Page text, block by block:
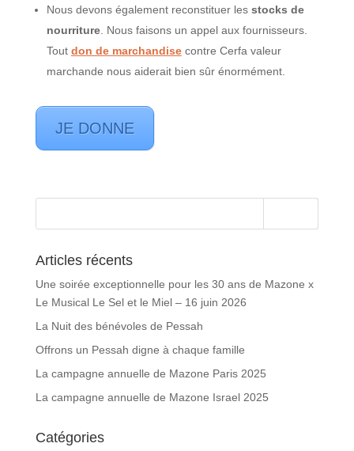
Nous devons également reconstituer les stocks de
nourriture. Nous faisons un appel aux fournisseurs.
Tout don de marchandise contre Cerfa valeur
marchande nous aiderait bien sûr énormément.
JE DONNE
Articles récents
Une soirée exceptionnelle pour les 30 ans de Mazone x
Le Musical Le Sel et le Miel – 16 juin 2026
La Nuit des bénévoles de Pessah
Offrons un Pessah digne à chaque famille
La campagne annuelle de Mazone Paris 2025
La campagne annuelle de Mazone Israel 2025
Catégories